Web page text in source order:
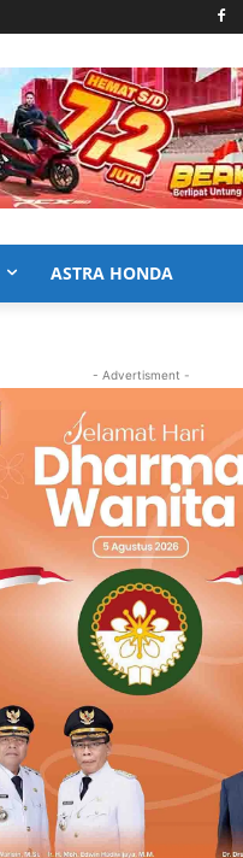
ASTRA HONDA
- Advertisment -